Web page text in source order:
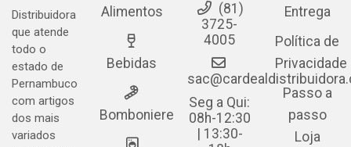
Distribuidora
que atende
todo o
estado de
Pernambuco
com artigos
dos mais
variados
Alimentos
Bebidas
Bomboniere
(81)
3725-
4005
Seg a Qui:
08h-12:30
| 13:30-
Entrega
Política de
Privacidade
Passo a
passo
Loja